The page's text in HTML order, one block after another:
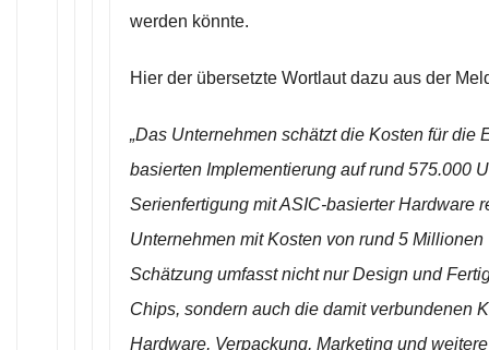
werden könnte.
Hier der übersetzte Wortlaut dazu aus der
„Das Unternehmen schätzt die Kosten für die
basierten Implementierung auf rund 575.000
Serienfertigung mit ASIC-basierter Hardware
Unternehmen mit Kosten von rund 5
Schätzung umfasst nicht nur Design und
Chips, sondern auch die damit verbundenen
Hardware, Verpackung, Marketing und